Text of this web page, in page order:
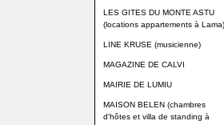
LES GITES DU MONTE ASTU
(locations appartements à Lama)
LINE KRUSE (musicienne)
MAGAZINE DE CALVI
MAIRIE DE LUMIU
MAISON BELEN (chambres
d'hôtes et villa de standing à